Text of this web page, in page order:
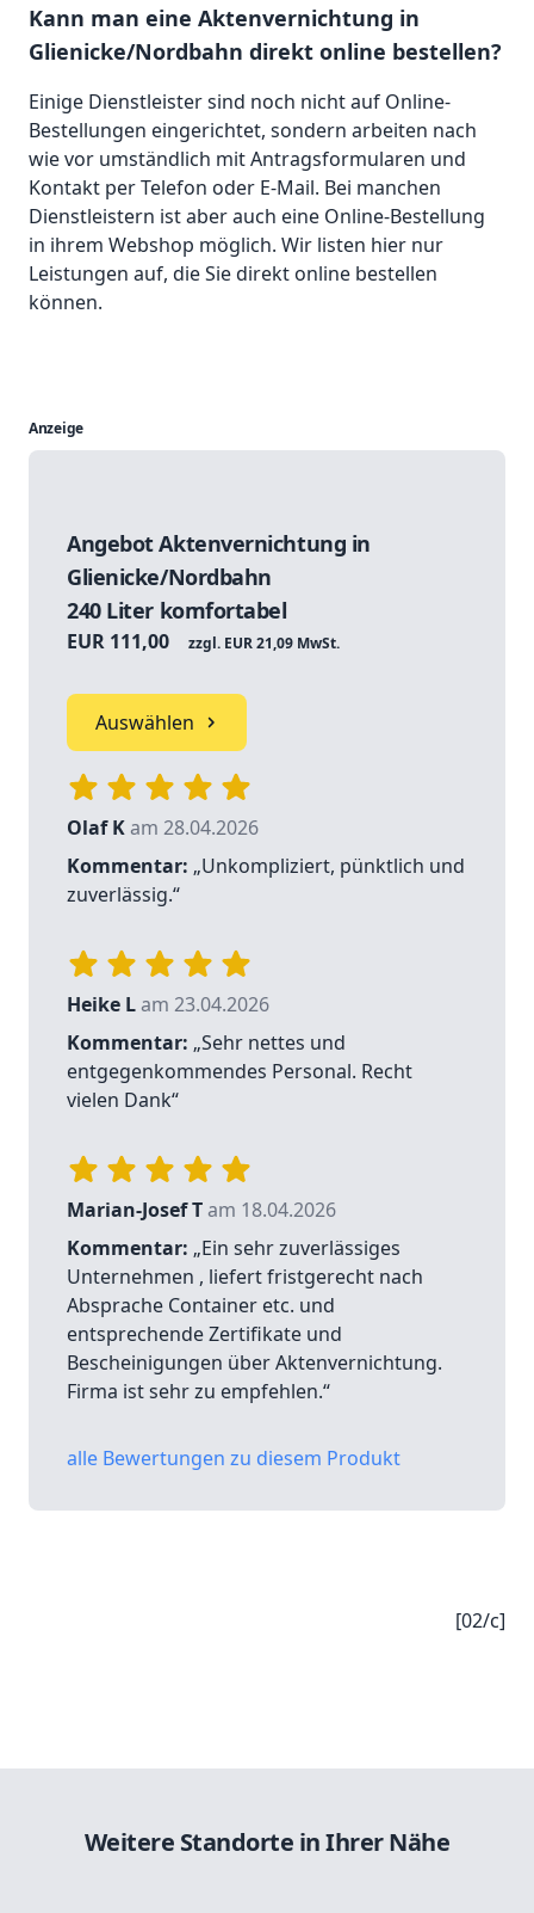
Kann man eine Aktenvernichtung in
Glienicke/Nordbahn direkt online bestellen?
Einige Dienstleister sind noch nicht auf Online-
Bestellungen eingerichtet, sondern arbeiten nach
wie vor umständlich mit Antragsformularen und
Kontakt per Telefon oder E-Mail. Bei manchen
Dienstleistern ist aber auch eine Online-Bestellung
in ihrem Webshop möglich. Wir listen hier nur
Leistungen auf, die Sie direkt online bestellen
können.
Anzeige
Angebot Aktenvernichtung in
Glienicke/Nordbahn
240 Liter komfortabel
EUR 111,00 zzgl. EUR 21,09 MwSt.
Auswählen
Olaf Kam 28.04.2026
Kommentar: „Unkompliziert, pünktlich und
zuverlässig.“
Heike Lam 23.04.2026
Kommentar: „Sehr nettes und
entgegenkommendes Personal. Recht
vielen Dank“
Marian-Josef Tam 18.04.2026
Kommentar: „Ein sehr zuverlässiges
Unternehmen , liefert fristgerecht nach
Absprache Container etc. und
entsprechende Zertifikate und
Bescheinigungen über Aktenvernichtung.
Firma ist sehr zu empfehlen.“
alle Bewertungen zu diesem Produkt
[02/c]
Weitere Standorte in Ihrer Nähe